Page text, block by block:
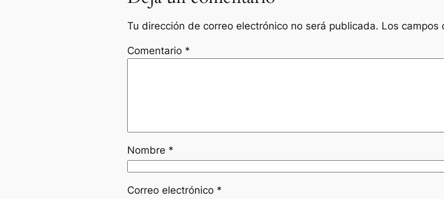
Tu dirección de correo electrónico no será publicada. Los campos
Comentario *
Nombre *
Correo electrónico *